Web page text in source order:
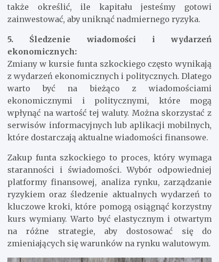
także określić, ile kapitału jesteśmy gotowi
zainwestować, aby uniknąć nadmiernego ryzyka.
5. Śledzenie wiadomości i wydarzeń
ekonomicznych:
Zmiany w kursie funta szkockiego często wynikają
z wydarzeń ekonomicznych i politycznych. Dlatego
warto być na bieżąco z wiadomościami
ekonomicznymi i politycznymi, które mogą
wpłynąć na wartość tej waluty. Można skorzystać z
serwisów informacyjnych lub aplikacji mobilnych,
które dostarczają aktualne wiadomości finansowe.
Zakup funta szkockiego to proces, który wymaga
staranności i świadomości. Wybór odpowiedniej
platformy finansowej, analiza rynku, zarządzanie
ryzykiem oraz śledzenie aktualnych wydarzeń to
kluczowe kroki, które pomogą osiągnąć korzystny
kurs wymiany. Warto być elastycznym i otwartym
na różne strategie, aby dostosować się do
zmieniających się warunków na rynku walutowym.